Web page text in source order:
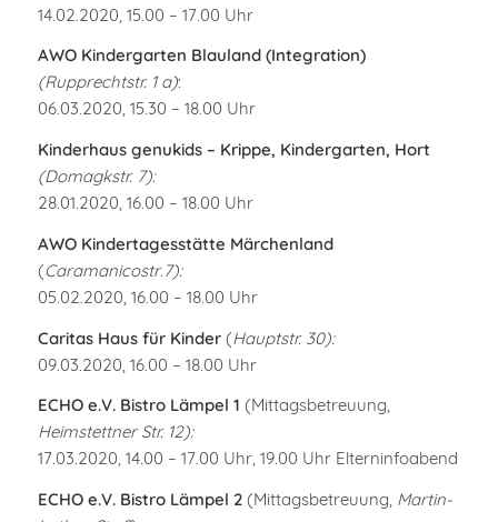
14.02.2020, 15.00 – 17.00 Uhr
AWO Kindergarten Blauland (Integration)
(Rupprechtstr. 1 a):
06.03.2020, 15.30 – 18.00 Uhr
Kinderhaus genukids – Krippe, Kindergarten, Hort
(Domagkstr. 7):
28.01.2020, 16.00 – 18.00 Uhr
AWO Kindertagesstätte Märchenland
(Caramanicostr. 7):
05.02.2020, 16.00 – 18.00 Uhr
Caritas Haus für Kinder(Hauptstr. 30):
09.03.2020, 16.00 – 18.00 Uhr
ECHO e.V. Bistro Lämpel 1 (Mittagsbetreuung,
Heimstettner Str. 12):
17.03.2020, 14.00 – 17.00 Uhr, 19.00 Uhr Elterninfoabend
ECHO e.V. Bistro Lämpel 2(Mittagsbetreuung, Martin-